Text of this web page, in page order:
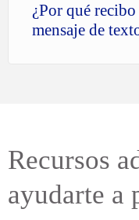
¿Por qué
mensaje de
Recursos
ayudarte a